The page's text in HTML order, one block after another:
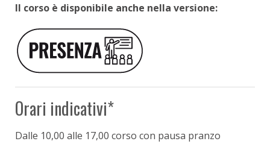
Il corso è disponibile anche nella versione:
Orari indicativi*
Dalle 10,00 alle 17,00 corso con pausa pranzo